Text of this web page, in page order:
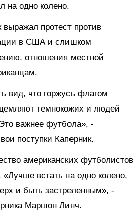
на одно колено.
выражал протест против
в США и слишком
отношения местной
вид, что горжусь флагом
темнокожих и людей
важнее футбола», -
поступки Каперник.
американских футболистов
«Лучше встать на одно колено,
и быть застреленным», -
Маршон Линч.